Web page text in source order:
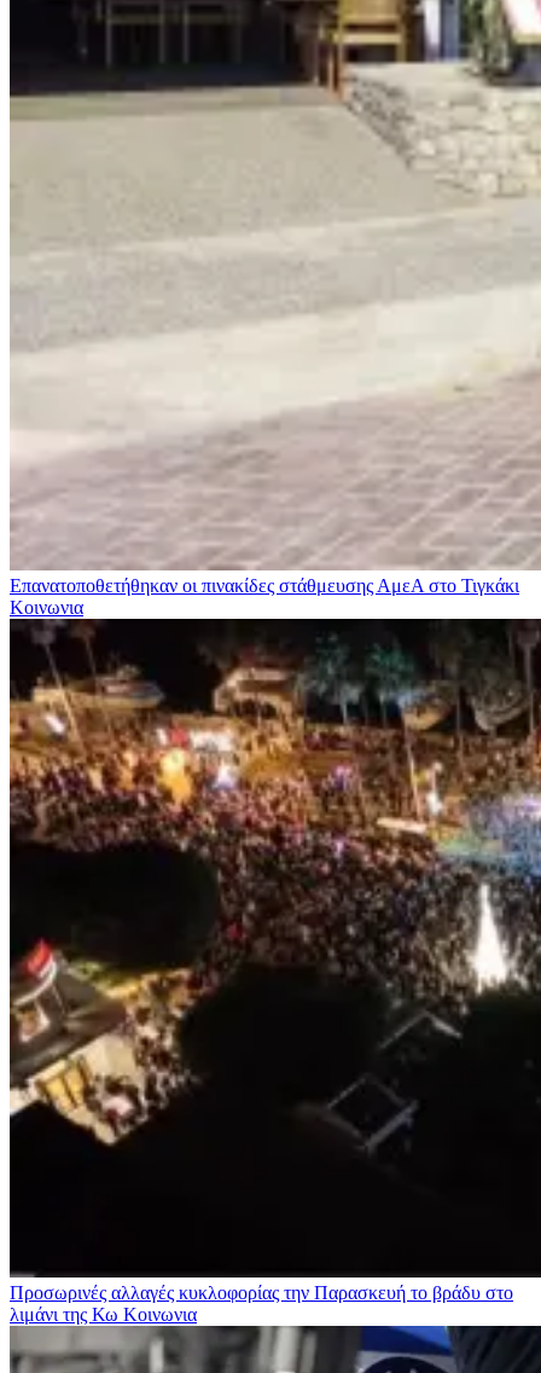
Επανατοποθετήθηκαν οι πινακίδες στάθμευσης ΑμεΑ στο Τιγκάκι
Κοινωνια
Προσωρινές αλλαγές κυκλοφορίας την Παρασκευή το βράδυ στο
λιμάνι της Κω Κοινωνια